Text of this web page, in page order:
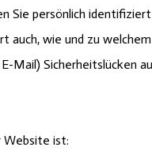
Sie persönlich
wie und zu
Mail) Sicherheitslücken
ist: